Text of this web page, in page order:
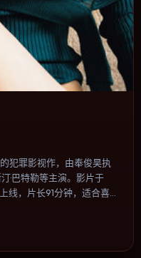
犯罪影视作，由奉俊昊执
·巴特勒等主演。影片于
线，片长91分钟，适合喜欢
为休闲观影或类型片补片的